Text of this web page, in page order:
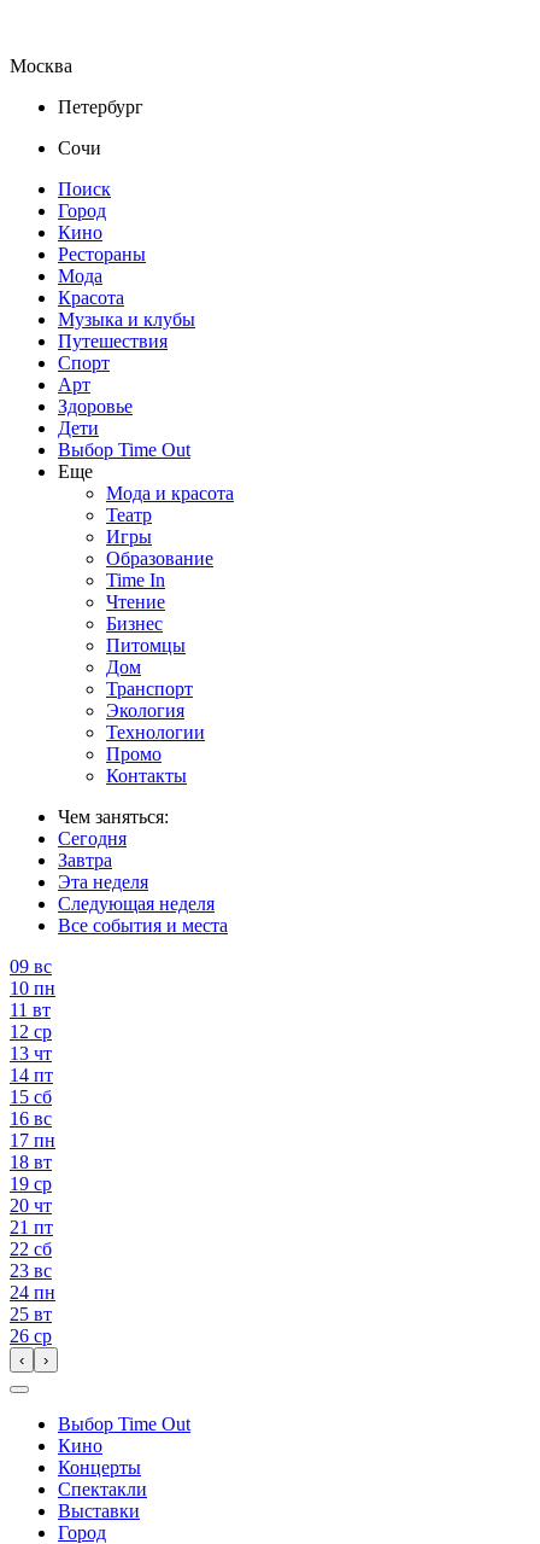
Москва
Петербург
Сочи
Поиск
Город
Кино
Рестораны
Мода
Красота
Музыка и клубы
Путешествия
Спорт
Арт
Здоровье
Дети
Выбор Time Out
Еще
Мода и красота
Театр
Игры
Образование
Time In
Чтение
Бизнес
Питомцы
Дом
Транспорт
Экология
Технологии
Промо
Контакты
Чем заняться:
Сегодня
Завтра
Эта неделя
Следующая неделя
Все события и места
09 вс
10 пн
11 вт
12 ср
13 чт
14 пт
15 сб
16 вс
17 пн
18 вт
19 ср
20 чт
21 пт
22 сб
23 вс
24 пн
25 вт
26 ср
‹ ›
Выбор Time Out
Кино
Концерты
Спектакли
Выставки
Город